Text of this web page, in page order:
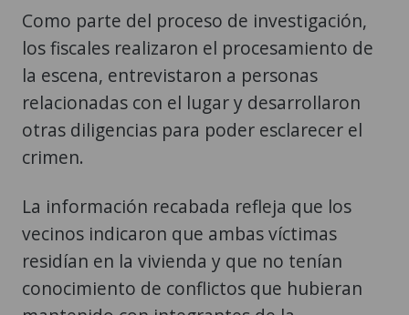
Como parte del proceso de investigación,
los fiscales realizaron el procesamiento de
la escena, entrevistaron a personas
relacionadas con el lugar y desarrollaron
otras diligencias para poder esclarecer el
crimen.
La información recabada refleja que los
vecinos indicaron que ambas víctimas
residían en la vivienda y que no tenían
conocimiento de conflictos que hubieran